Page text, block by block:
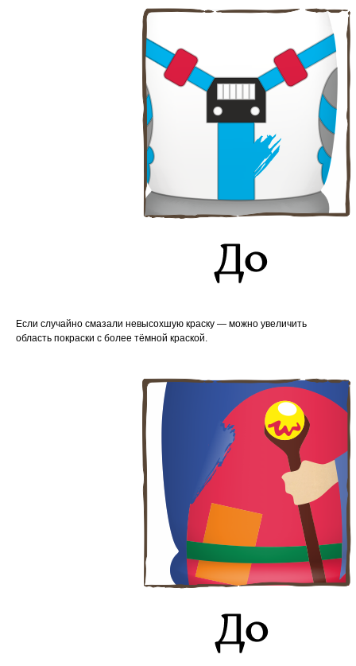
Если случайно смазали невысохшую краску — можно увеличить
область покраски с более тёмной краской.